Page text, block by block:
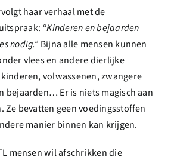
haar verhaal met de
“Kinderen en bejaarden
nodig.” Bijna alle mensen kunnen
vlees en andere dierlijke
volwassenen, zwangere
bejaarden… Er is niets magisch aan
bevatten geen voedingsstoffen
manier binnen kan krijgen.
mensen wil afschrikken die